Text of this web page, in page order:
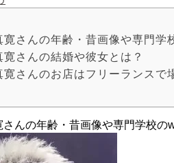
さんの年齢・昔画像や専門学
さんの結婚や彼女とは？
さんのお店はフリーランスで
んの年齢・昔画像や専門学校の